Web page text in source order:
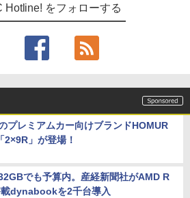
Hotline! をフォローする
プレミアムカー向けブランドHOMUR
2×9R」が登場！
でも予算内。産経新聞社がAMD R
dynabookを2千台導入